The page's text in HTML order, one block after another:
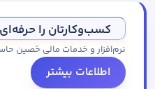
کسب‌وکارتان را
نرم‌افزار و خدمات مالی حَصین
اطلاعات بیشتر